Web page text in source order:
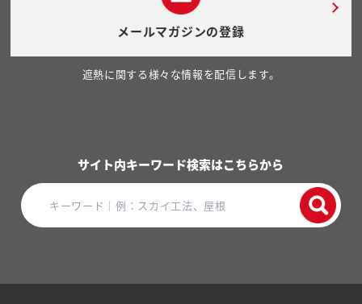
メールマガジンの登録
遮熱に関する様々な情報を配信します。
サイト内キーワード検索はこちらから